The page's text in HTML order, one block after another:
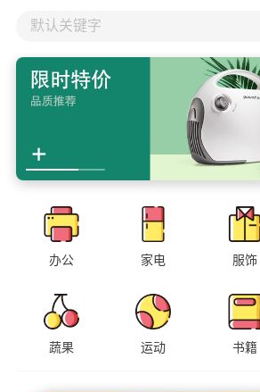
默认关键字
办公 家电 服饰
蔬果 运动 书籍